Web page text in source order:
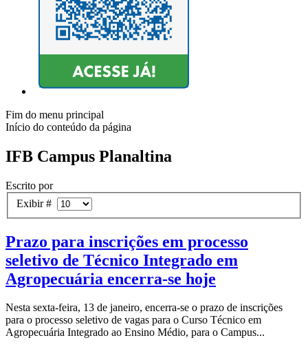
Fim do menu principal
Início do conteúdo da página
IFB Campus Planaltina
Escrito por
Exibir #
Prazo para inscrições em processo
seletivo de Técnico Integrado em
Agropecuária encerra-se hoje
Nesta sexta-feira, 13 de janeiro, encerra-se o prazo de inscrições
para o processo seletivo de vagas para o Curso Técnico em
Agropecuária Integrado ao Ensino Médio, para o Campus...